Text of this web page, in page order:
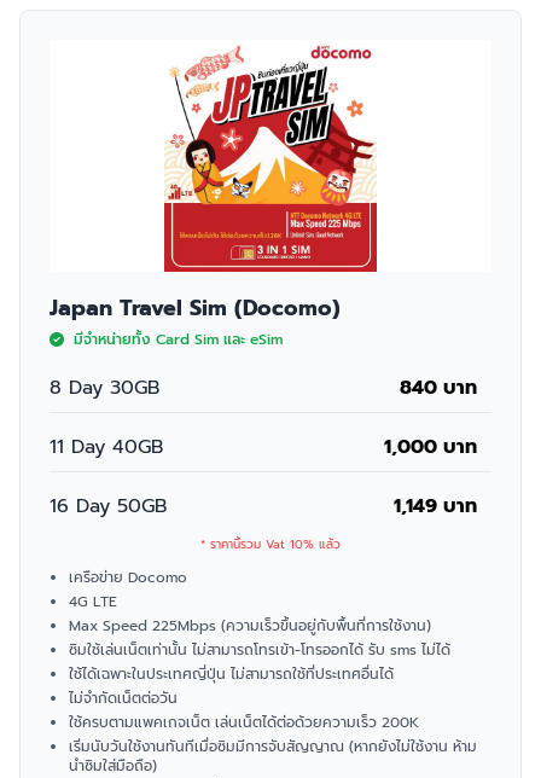
Japan Travel Sim (Docomo)
มีจำหน่ายทั้ง Card Sim และ eSim
8 Day 30GB 840 บาท
11 Day 40GB 1,000 บาท
16 Day 50GB 1,149 บาท
* ราคานี้รวม Vat 10% แล้ว
เครือข่าย Docomo
4G LTE
Max Speed 225Mbps (ความเร็วขึ้นอยู่กับพื้นที่การใช้งาน)
ซิมใช้เล่นเน็ตเท่านั้น ไม่สามารถโทรเข้า-โทรออกได้ รับ sms ไม่ได้
ใช้ได้เฉพาะในประเทศญี่ปุ่น ไม่สามารถใช้ที่ประเทศอื่นได้
ไม่จำกัดเน็ตต่อวัน
ใช้ครบตามแพคเกจเน็ต เล่นเน็ตได้ต่อด้วยความเร็ว 200K
เริ่มนับวันใช้งานทันทีเมื่อซิมมีการจับสัญญาณ (หากยังไม่ใช้งาน ห้าม
นำซิมใส่มือถือ)